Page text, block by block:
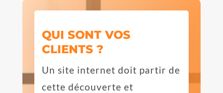
QUI SONT VOS
CLIENTS ?
Un site internet doit partir de
cette découverte et